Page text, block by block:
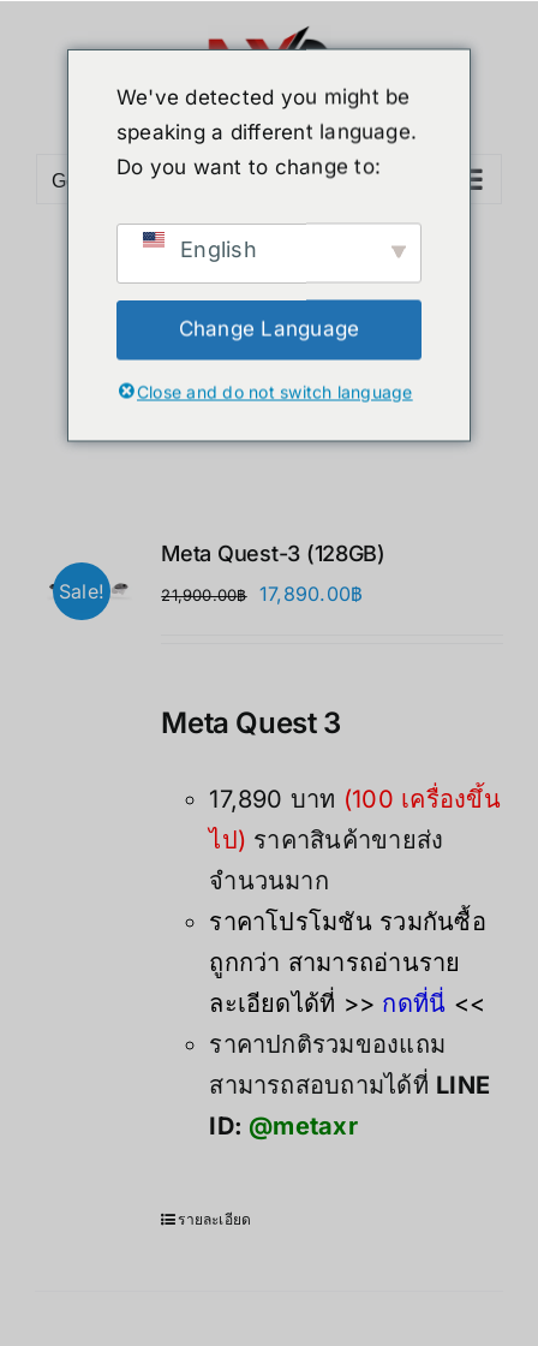
Go to...
Sort byDefault Order
Show36 Products
Sale!
Meta Quest-3 (128GB)
21,900.00฿
Original
17,890.00฿
Meta Quest 3
17,890 บาท (100 เครื่องขึ้น
ไป) ราคาสินค้าขายส่ง
จำนวนมาก
ราคาโปรโมชัน รวมกันซื้อ
ถูกกว่า สามารถอ่านราย
ละเอียดได้ที่ >> กดที่นี่ <<
ราคาปกติรวมของแถม
สามารถสอบถามได้ที่ LINE
ID: @metaxr
รายละเอียด
We've detected you might be
speaking a different language.
Do you want to change to:
English
Change Language
Close and do not switch language